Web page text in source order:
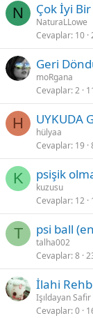
N Çok İyi
NaturaLLowe
Cevaplar 10
Geri
moRgana
Cevaplar 2
H UYKUDA
hülyaa
Cevaplar 19
K psişik
kuzusu
Cevaplar 12
T psi ball
talha002
Cevaplar 8
İlahi
Işıldayan Safir
Cevaplar 0